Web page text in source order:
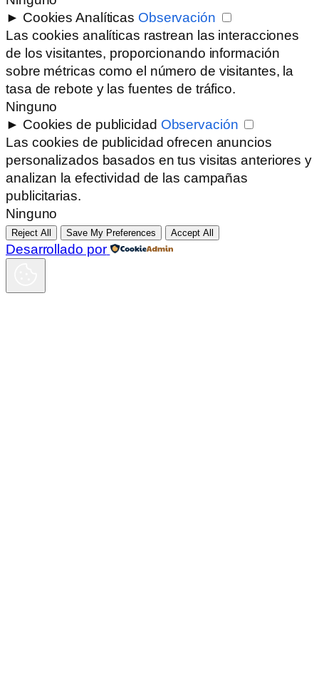
► Cookies Analíticas Observación
Las cookies analíticas rastrean las interacciones
de los visitantes, proporcionando información
sobre métricas como el número de visitantes, la
tasa de rebote y las fuentes de tráfico.
Ninguno
► Cookies de publicidad Observación
Las cookies de publicidad ofrecen anuncios
personalizados basados en tus visitas anteriores y
analizan la efectividad de las campañas
publicitarias.
Ninguno
Reject All Save My Preferences Accept All
Desarrollado por